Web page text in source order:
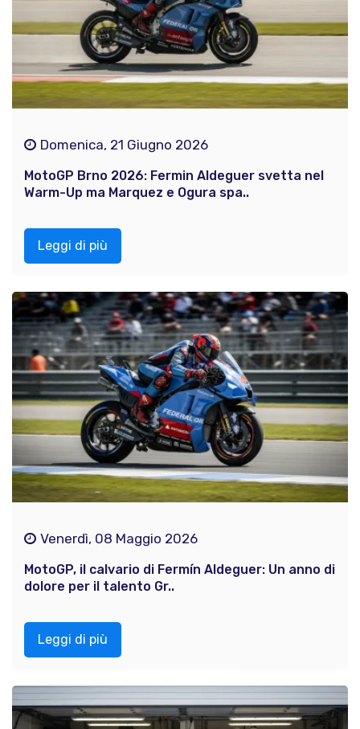
Domenica, 21 Giugno 2026
MotoGP Brno 2026: Fermin Aldeguer svetta nel
Warm-Up ma Marquez e Ogura spa..
Leggi di più
Venerdì, 08 Maggio 2026
MotoGP, il calvario di Fermín Aldeguer: Un anno di
dolore per il talento Gr..
Leggi di più